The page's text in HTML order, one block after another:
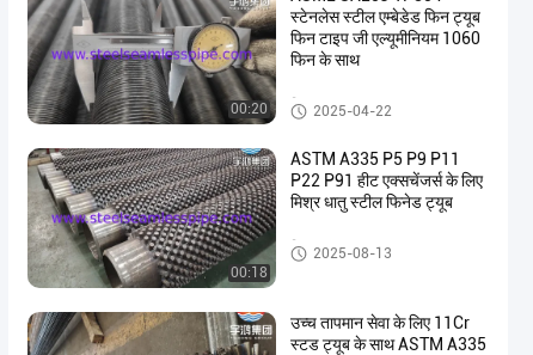
00:20
स्टेनलेस स्टील एम्बेडेड फिन ट्यूब
फिन टाइप जी एल्यूमीनियम 1060
फिन के साथ
फिन ट्यूब2025-04-22
00:18
ASTM A335 P5 P9 P11
P22 P91 हीट एक्सचेंजर्स के लिए
मिश्र धातु स्टील फिनेड ट्यूब
फिन ट्यूब2025-08-13
उच्च तापमान सेवा के लिए 11Cr
स्टड ट्यूब के साथ ASTM A335